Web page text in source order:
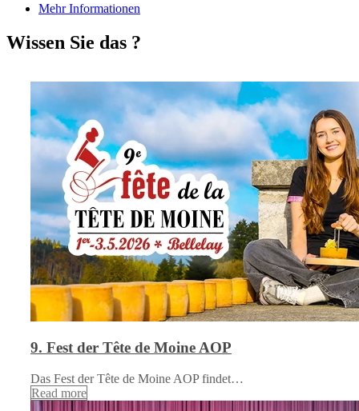
Mehr Informationen
Wissen Sie das ?
9. Fest der Tête de Moine AOP
Das Fest der Tête de Moine AOP findet…
Read more